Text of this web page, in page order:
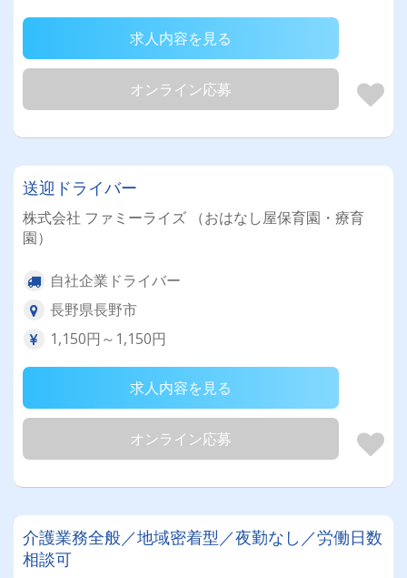
求人内容を見る
オンライン応募
送迎ドライバー
株式会社 ファミーライズ （おはなし屋保育園・療育
園）
自社企業ドライバー
長野県長野市
1,150円～1,150円
求人内容を見る
オンライン応募
介護業務全般／地域密着型／夜勤なし／労働日数
相談可